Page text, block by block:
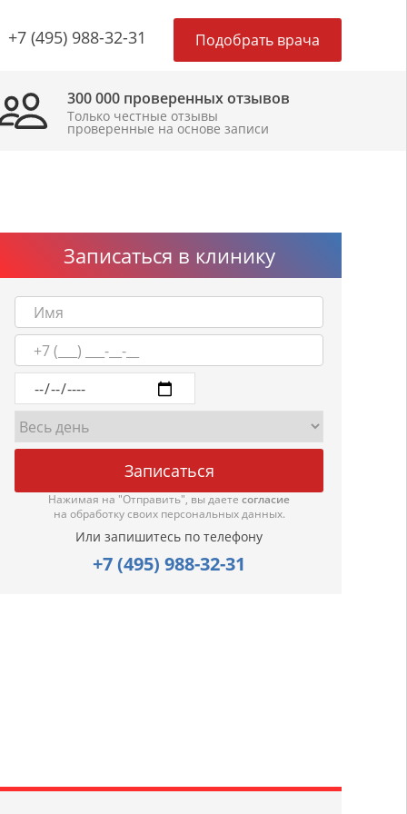
+7 (495) 988-32-31 Подобрать врача
300 000 проверенных отзывов
Только честные отзывы
проверенные на основе записи
Записаться в клинику
Нажимая на "Отправить", вы даете согласие
на обработку своих персональных данных.
Или запишитесь по телефону
+7 (495) 988-32-31